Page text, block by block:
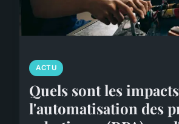
ACTU
Quels sont les
l'automatisation des